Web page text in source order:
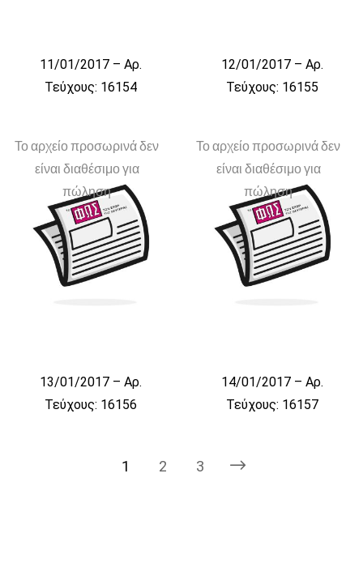
11/01/2017 – Αρ.
Τεύχους: 16154
12/01/2017 – Αρ.
Τεύχους: 16155
Το αρχείο προσωρινά δεν
είναι διαθέσιμο για
πώληση
13/01/2017 – Αρ.
Τεύχους: 16156
Το αρχείο προσωρινά δεν
είναι διαθέσιμο για
πώληση
14/01/2017 – Αρ.
Τεύχους: 16157
1 2 3